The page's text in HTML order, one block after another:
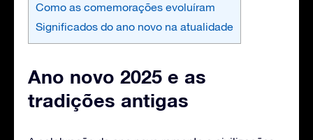
Como as comemorações evoluíram
Significados do ano novo na atualidade
Ano novo 2025 e as
tradições antigas